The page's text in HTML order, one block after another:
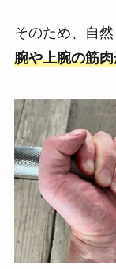
そのため、自
腕や上腕の筋